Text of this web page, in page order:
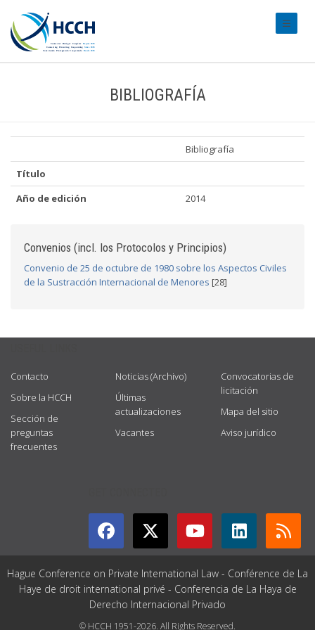
BIBLIOGRAFÍA
Bibliografía
Título
Año de edición
2014
Convenios (incl. los Protocolos y Principios)
Convenio de 25 de octubre de 1980 sobre los Aspectos Civiles
de la Sustracción Internacional de Menores [28]
Contacto
Sobre la HCCH
Sección de
preguntas
frecuentes
Noticias (Archivo)
Últimas
actualizaciones
Vacantes
Convocatorias de
licitación
Mapa del sitio
Aviso jurídico
Hague Conference on Private International Law - Conférence de La
Haye de droit international privé - Conferencia de La Haya de
Derecho Internacional Privado
© HCCH 1951-2026. All Rights Reserved.